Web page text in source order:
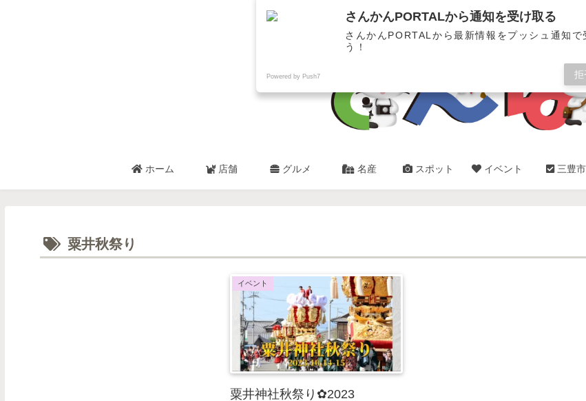
三豊市・観音寺市✿総合情報サイト
ホーム 店舗 グルメ 名産 スポット イベント 三豊市
粟井秋祭り
イベント
粟井神社秋祭り✿2023
さんかんPORTALから通知を受け取る
さんかんPORTALから最新情報をプッシュ通知で
う！
Powered by Push7 拒